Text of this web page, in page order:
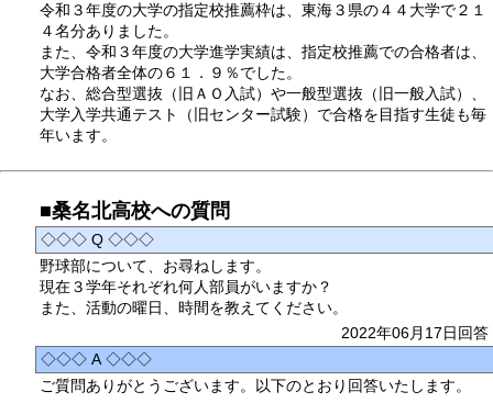
令和３年度の大学の指定校推薦枠は、東海３県の４４大学で２１
４名分ありました。
また、令和３年度の大学進学実績は、指定校推薦での合格者は、
大学合格者全体の６１．９％でした。
なお、総合型選抜（旧ＡＯ入試）や一般型選抜（旧一般入試）、
大学入学共通テスト（旧センター試験）で合格を目指す生徒も毎
年います。
■桑名北高校への質問
◇◇◇ Q ◇◇◇
野球部について、お尋ねします。
現在３学年それぞれ何人部員がいますか？
また、活動の曜日、時間を教えてください。
2022年06月17日回答
◇◇◇ A ◇◇◇
ご質問ありがとうございます。以下のとおり回答いたします。